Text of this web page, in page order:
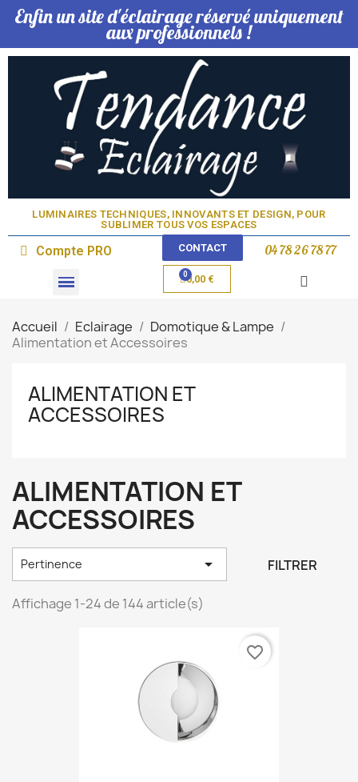
Enfin un site d'éclairage réservé uniquement
aux professionnels !
LUMINAIRES TECHNIQUES, INNOVANTS ET DESIGN, POUR
SUBLIMER TOUS VOS ESPACES​
Compte PRO CONTACT 04 78 26 78 77
0,00 €
Accueil Eclairage
Domotique & Lampe
Alimentation et Accessoires
ALIMENTATION ET
ACCESSOIRES
ALIMENTATION ET
ACCESSOIRES
Pertinence  FILTRER
Affichage 1-24 de 144 article(s)
favorite_border